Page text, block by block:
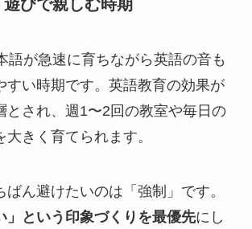
びで親しむ時期
語が急速に育ちながら英語の音も
すい時期です。英語教育の効果が
とされ、週1〜2回の教室や毎日の
きく育てられます。
ばん避けたいのは「強制」です。
」という印象づくりを最優先にし